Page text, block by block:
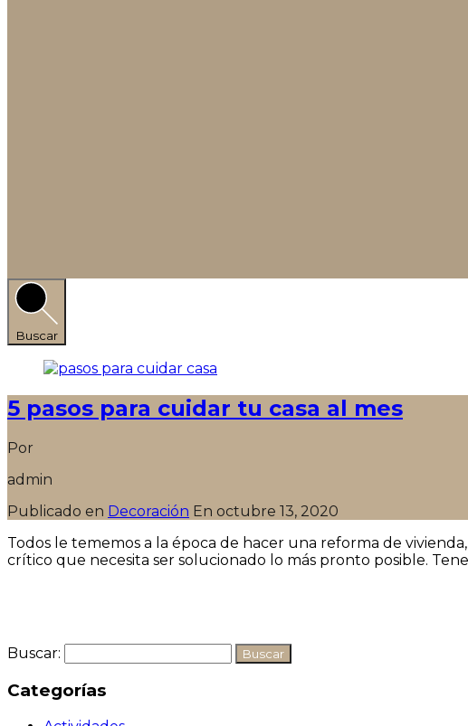
Buscar
5 pasos para cuidar tu casa al mes
Por
admin
Publicado en Decoración En octubre 13, 2020
Todos le tememos a la época de hacer una reforma de
crítico que necesita ser solucionado lo más pronto posible.
Buscar:
Categorías